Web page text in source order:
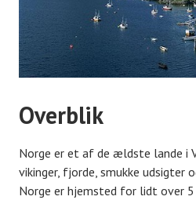
Overblik
Norge er et af de ældste lande i
vikinger, fjorde, smukke udsigter
Norge er hjemsted for lidt over